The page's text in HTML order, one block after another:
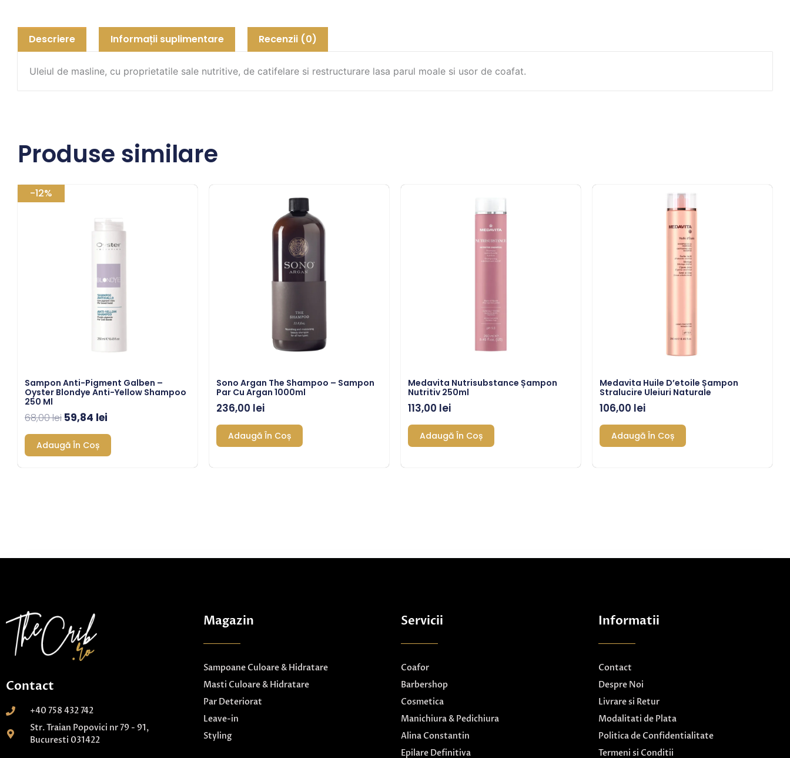
Descriere Informații suplimentare Recenzii (0)
Uleiul de masline, cu proprietatile sale nutritive, de catifelare si restructurare lasa parul moale si usor de coafat.
Produse similare
-12%
Sampon Anti-Pigment Galben –
Oyster Blondye Anti-Yellow Shampoo
250 Ml
68,00lei
inițial
68,00 lei.
59,84 lei
este:
59,84 lei.
Adaugă În Coș
Sono Argan The Shampoo – Sampon
Par Cu Argan 1000ml
236,00 lei
Adaugă În Coș
Medavita Nutrisubstance Șampon
Nutritiv 250ml
113,00 lei
Adaugă În Coș
Medavita Huile D’etoile Șampon
Stralucire Uleiuri Naturale
106,00 lei
Adaugă În Coș
Contact
+40 758 432 742
Str. Traian Popovici nr 79 - 91,
Bucuresti 031422
Magazin
Sampoane Culoare & Hidratare
Masti Culoare & Hidratare
Par Deteriorat
Leave-in
Styling
Servicii
Coafor
Barbershop
Cosmetica
Manichiura & Pedichiura
Alina Constantin
Epilare Definitiva
Informatii
Contact
Despre Noi
Livrare si Retur
Modalitati de Plata
Politica de Confidentialitate
Termeni si Conditii